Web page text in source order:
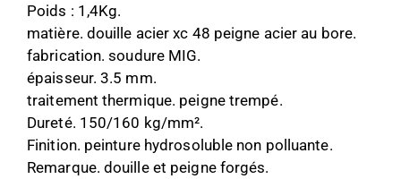
Poids : 1,4Kg.
matière. douille acier xc 48 peigne acier au bore.
fabrication. soudure MIG.
épaisseur. 3.5 mm.
traitement thermique. peigne trempé.
Dureté. 150/160 kg/mm².
Finition. peinture hydrosoluble non polluante.
Remarque. douille et peigne forgés.